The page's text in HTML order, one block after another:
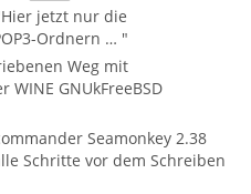
jetzt nur die
Ordnern … "
Weg mit
GNUkFreeBSD
Seamonkey 2.38
Schritte vor dem Schreiben